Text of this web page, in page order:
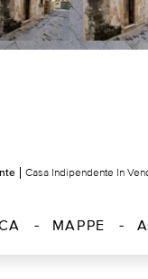
Casa Indipendente In
MAPPE